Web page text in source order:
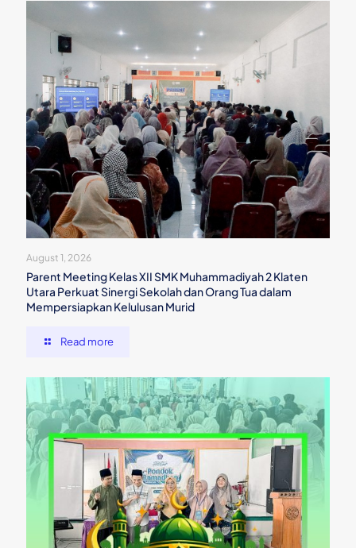
August 1, 2026
Parent Meeting Kelas XII SMK Muhammadiyah 2 Klaten
Utara Perkuat Sinergi Sekolah dan Orang Tua dalam
Mempersiapkan Kelulusan Murid
Read more